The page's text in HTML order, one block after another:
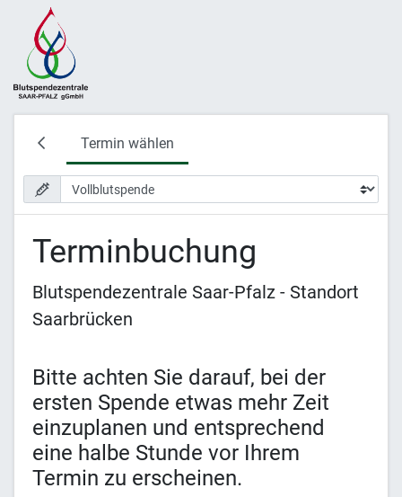
Termin wählen
Terminbuchung
Blutspendezentrale Saar-Pfalz - Standort
Saarbrücken
Bitte achten Sie darauf, bei der
ersten Spende etwas mehr Zeit
einzuplanen und entsprechend
eine halbe Stunde vor Ihrem
Termin zu erscheinen.